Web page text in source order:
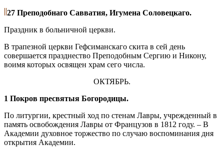
27 Преподобнаго Савватия, Игумена Соловецкаго.
Праздник в больничной церкви.
В трапезной церкви Гефсиманскаго скита в сей день
совершается празднество Преподобным Сергию и Никону,
воимя которых освящен храм сего числа.
ОКТЯБРЬ.
1 Покров пресвятыя Богородицы.
По литургии, крестный ход по стенам Лавры, учрежденный в
память освобождения Лавры от Французов в 1812 году. – В
Академии духовное торжество по случаю воспоминания дня
открытия Академии.